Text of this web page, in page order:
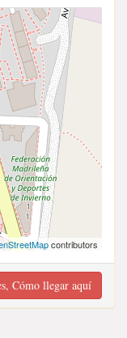
contributors
Cómo llegar aquí